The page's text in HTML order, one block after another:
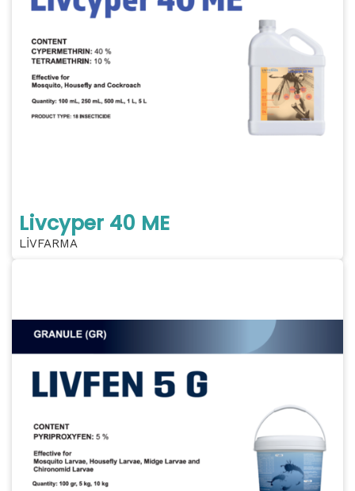
Livcyper 40 ME
LİVFARMA